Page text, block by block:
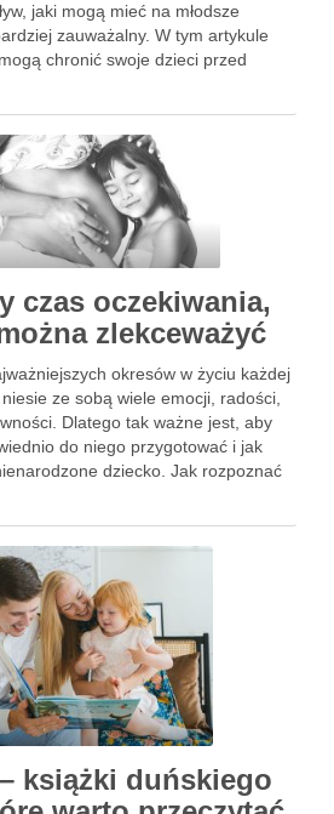
jaki mogą mieć na młodsze
zauważalny. W tym artykule
chronić swoje dzieci przed
korzystania z mediów
czas oczekiwania,
zlekceważyć
okresów w życiu każdej
ze sobą wiele emocji, radości,
Dlatego tak ważne jest, aby
do niego przygotować i jak
dziecko. Jak rozpoznać
…
książki duńskiego